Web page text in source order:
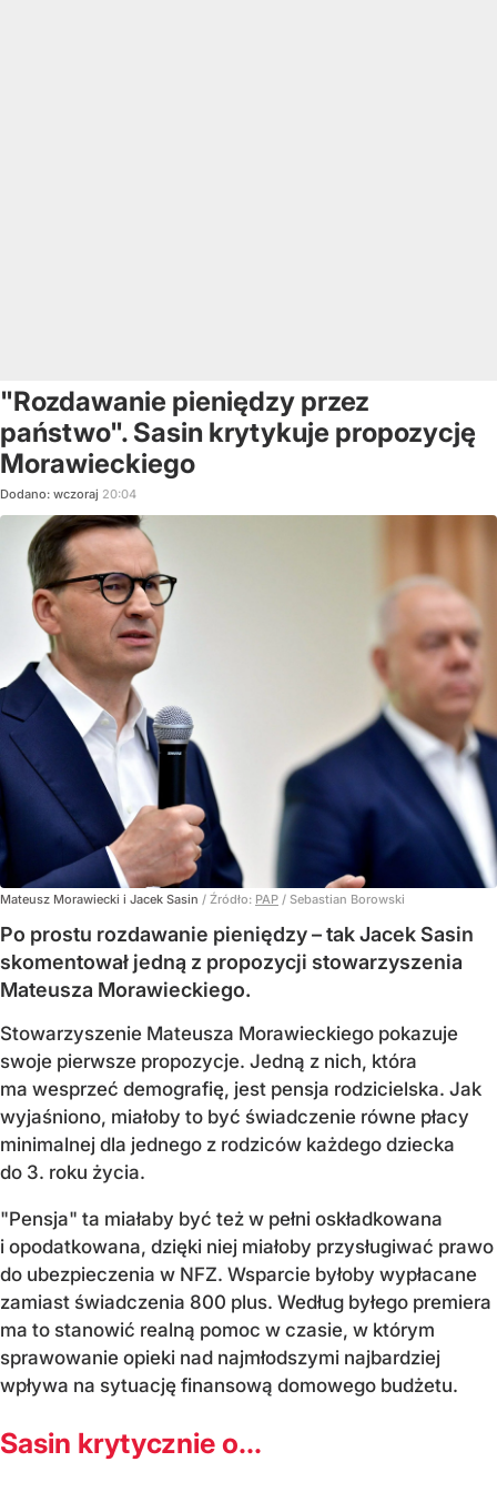
"Rozdawanie pieniędzy przez
państwo". Sasin krytykuje propozycję
Morawieckiego
Dodano: wczoraj 20:04
Mateusz Morawiecki i Jacek Sasin / Źródło: PAP / Sebastian Borowski
Po prostu rozdawanie pieniędzy – tak Jacek Sasin
skomentował jedną z propozycji stowarzyszenia
Mateusza Morawieckiego.
Stowarzyszenie Mateusza Morawieckiego pokazuje
swoje pierwsze propozycje. Jedną z nich, która
ma wesprzeć demografię, jest pensja rodzicielska. Jak
wyjaśniono, miałoby to być świadczenie równe płacy
minimalnej dla jednego z rodziców każdego dziecka
do 3. roku życia.
"Pensja" ta miałaby być też w pełni oskładkowana
i opodatkowana, dzięki niej miałoby przysługiwać prawo
do ubezpieczenia w NFZ. Wsparcie byłoby wypłacane
zamiast świadczenia 800 plus. Według byłego premiera
ma to stanowić realną pomoc w czasie, w którym
sprawowanie opieki nad najmłodszymi najbardziej
wpływa na sytuację finansową domowego budżetu.
Sasin krytycznie o...